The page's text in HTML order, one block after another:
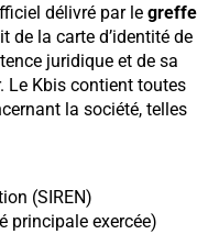
délivré par le greffe
de la carte d’identité de
juridique et de sa
Le Kbis contient toutes
la société, telles
(SIREN)
principale exercée)